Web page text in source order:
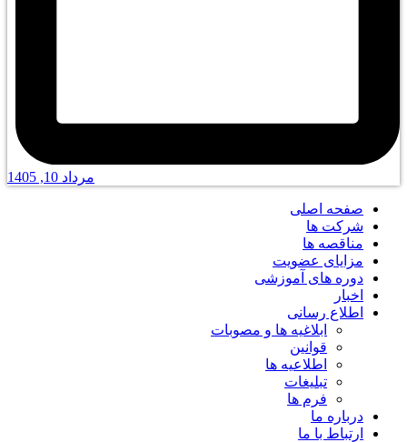
مرداد 10, 1405
صفحه اصلی
شرکت ها
مناقصه ها
مزایای عضویت
دوره های آموزشی
اخبار
اطلاع رسانی
ابلاغیه ها و مصوبات
قوانین
اطلاعیه ها
تبلیغات
فرم ها
درباره ما
ارتباط با ما